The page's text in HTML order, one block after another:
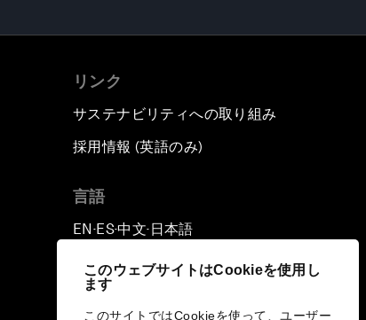
このウェブサイトはCookieを使用し
ます
このサイトではCookieを使って、ユーザー
リンク
サステナビリティへの取り組み
採用情報 (英語のみ)
言語
EN ▪ES▪中文▪ 日本語